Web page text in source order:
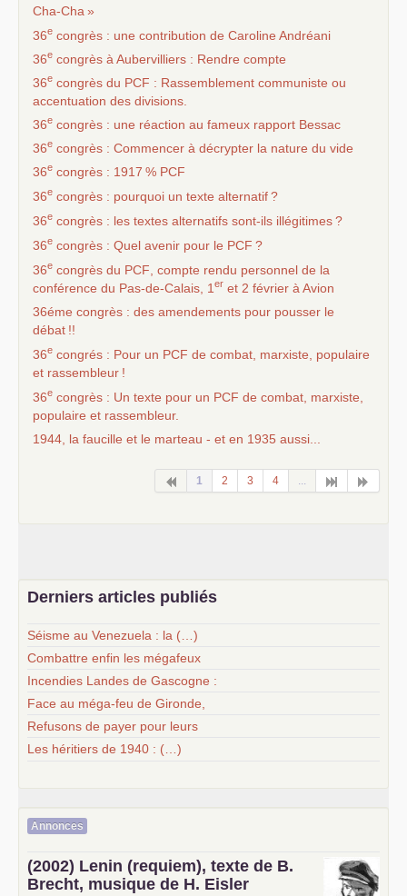
Cha-Cha »
36e congrès : une contribution de Caroline Andréani
36e congrès à Aubervilliers : Rendre compte
36e congrès du PCF : Rassemblement communiste ou
accentuation des divisions.
36e congrès : une réaction au fameux rapport Bessac
36e congrès : Commencer à décrypter la nature du vide
36e congrès : 1917 % PCF
36e congrès : pourquoi un texte alternatif?
36e congrès : les textes alternatifs sont-ils illégitimes?
36e congrès : Quel avenir pour le PCF ?
36e congrès du PCF , compte rendu personnel de la
conférence du Pas-de-Calais, 1 er et 2 février à Avion
36éme congrès : des amendements pour pousser le
débat !!
36e congrés : Pour un PCF de combat, marxiste, populaire
et rassembleur !
36e congrès : Un texte pour un PCF de combat, marxiste,
populaire et rassembleur.
1944, la faucille et le marteau - et en 1935 aussi...
1 2 3 4
Derniers articles publiés
Séisme au Venezuela : la (…)
Combattre enfin les mégafeux
Incendies Landes de Gascogne :
Face au méga-feu de Gironde,
Refusons de payer pour leurs
Les héritiers de 1940 : (…)
Annonces
(2002) Lenin (requiem), texte de B.
Brecht, musique de H. Eisler